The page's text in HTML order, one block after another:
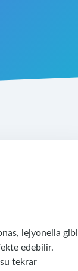
lejyonella gibi
edebilir.
tekrar